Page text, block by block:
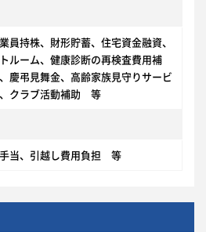
員持株、財形貯蓄、住宅資金融資、
ルーム、健康診断の再検査費用補
慶弔見舞金、高齢家族見守りサービ
クラブ活動補助 等
当、引越し費用負担 等